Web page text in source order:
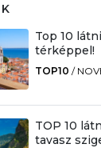
Top 10
térképpel!
TOP10 /
TOP 10
tavasz